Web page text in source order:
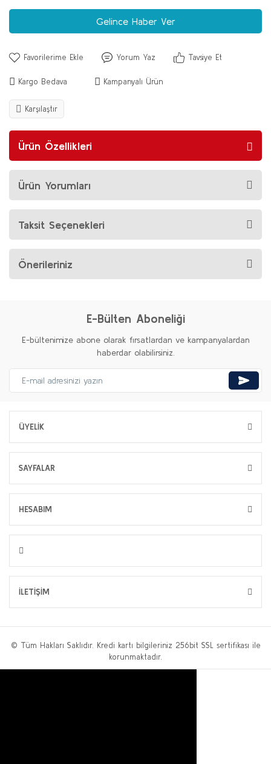
Gelince Haber Ver
Yorum Yaz Tavsiye Et
Kargo Bedava Kampanyalı Ürün
Karşılaştır
Ürün Özellikleri
Ürün Yorumları
Taksit Seçenekleri
Önerileriniz
E-Bülten Aboneliği
E-bültenimize abone olarak fırsatlardan ve kampanyalardan
haberdar olabilirsiniz.
ÜYELİK
SAYFALAR
HESABIM
İLETİŞİM
© Tüm Hakları Saklıdır. Kredi kartı bilgileriniz 256bit SSL sertifikası ile
korunmaktadır.